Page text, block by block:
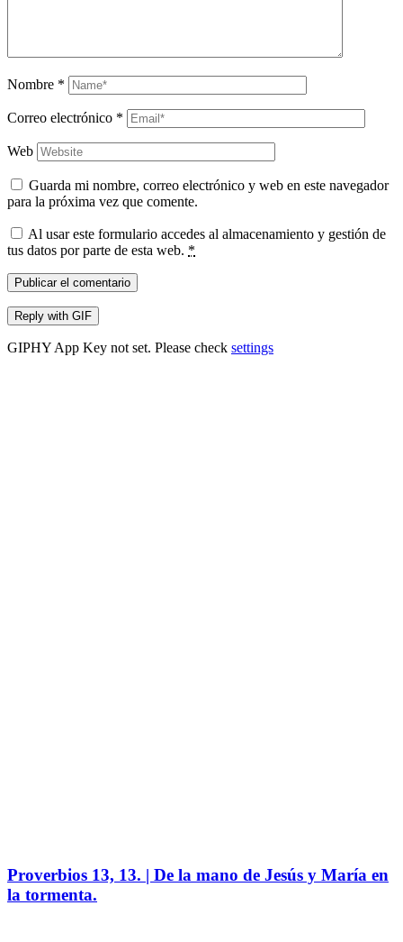
Nombre *
Correo electrónico *
Web
Guarda mi nombre, correo electrónico y web en este navegador
para la próxima vez que comente.
Al usar este formulario accedes al almacenamiento y gestión de
tus datos por parte de esta web. *
Publicar el comentario
Reply with GIF
GIPHY App Key not set. Please check settings
Proverbios 13, 13. | De la mano de Jesús y María en
la tormenta.